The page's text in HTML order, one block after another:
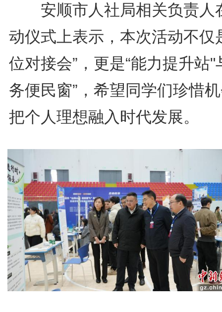
安顺市人社局相关负责人
动仪式上表示，本次活动不仅
位对接会”，更是“能力提升站"
务便民窗”，希望同学们珍惜
把个人理想融入时代发展。